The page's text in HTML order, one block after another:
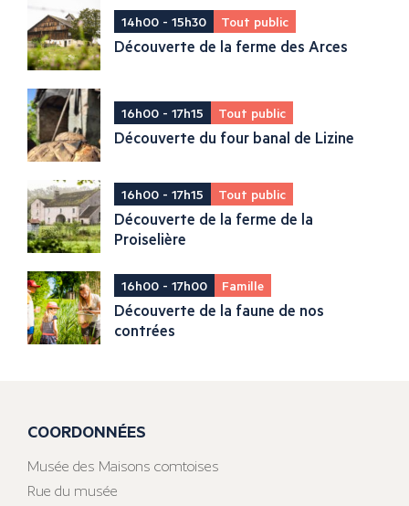
14h00 - 15h30 Tout public
Découverte de la ferme des Arces
16h00 - 17h15 Tout public
Découverte du four banal de Lizine
16h00 - 17h15 Tout public
Découverte de la ferme de la
Proiselière
16h00 - 17h00 Famille
Découverte de la faune de nos
contrées
COORDONNÉES
Musée des Maisons comtoises
Rue du musée